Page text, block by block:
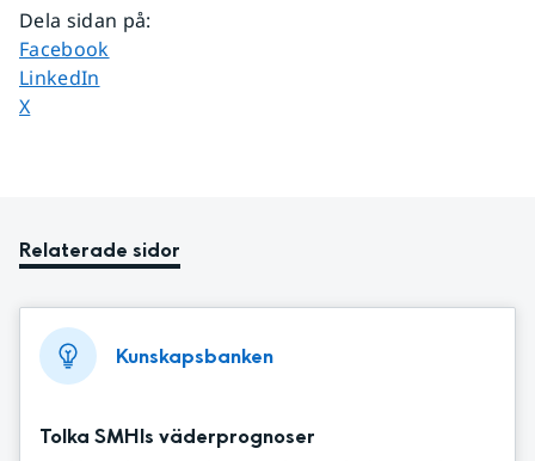
Dela sidan på:
Dela sidan på
Facebook
Dela sidan på
LinkedIn
Dela sidan på
X
Relaterade sidor
Kunskapsbanken
Tolka SMHIs väderprognoser